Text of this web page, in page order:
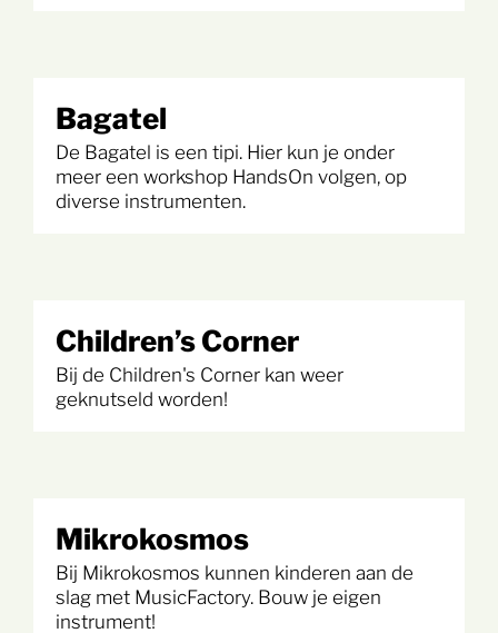
Bagatel
De Bagatel is een tipi. Hier kun je onder
meer een workshop HandsOn volgen, op
diverse instrumenten.
Children’s Corner
Bij de Children's Corner kan weer
geknutseld worden!
Mikrokosmos
Bij Mikrokosmos kunnen kinderen aan de
slag met MusicFactory. Bouw je eigen
instrument!